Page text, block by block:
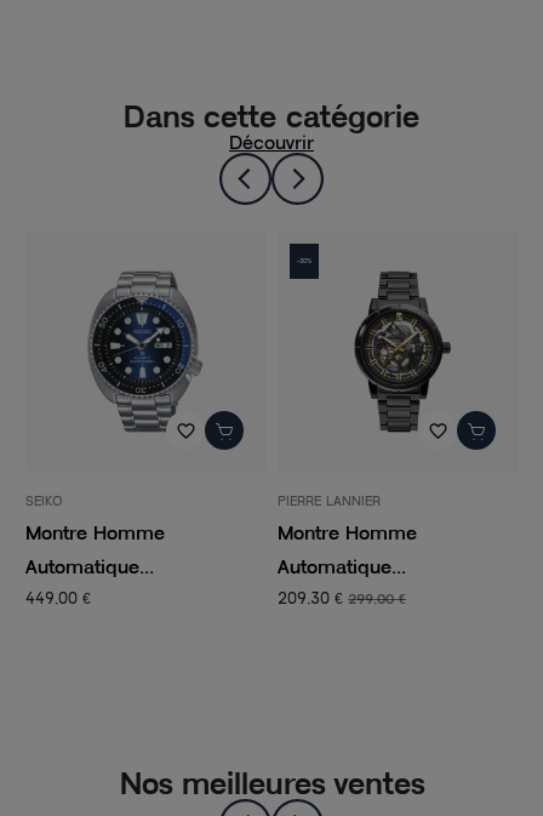
Dans cette catégorie
Découvrir
favorite_border
SEIKO
Montre Homme
Automatique...
449,00 €
favorite_border
PIERRE LANNIER
Montre Homme
Automatique...
209,30 €299,00 €
-30%
Nos meilleures ventes